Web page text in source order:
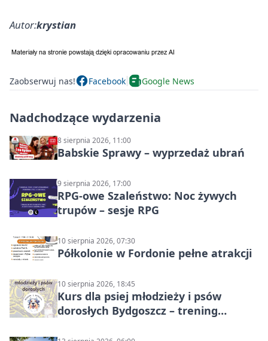
Autor:krystian
Zaobserwuj nas! Facebook Google News
Nadchodzące wydarzenia
8 sierpnia 2026, 11:00
Babskie Sprawy – wyprzedaż ubrań
9 sierpnia 2026, 17:00
RPG-owe Szaleństwo: Noc żywych
trupów – sesje RPG
10 sierpnia 2026, 07:30
Półkolonie w Fordonie pełne atrakcji
10 sierpnia 2026, 18:45
Kurs dla psiej młodzieży i psów
dorosłych Bydgoszcz – trening